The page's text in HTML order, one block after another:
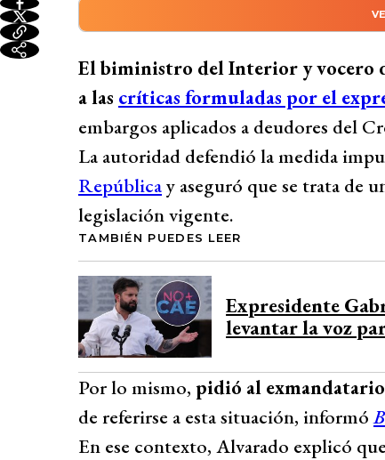
El biministro del Interior y vocero de
embargos a deudores del CAE ante
procedimiento legal para recuperar
impagas. Alvarado pidió a Boric no
contradice el rechazo a aperturas de
de la morosidad a la promesa de
anterior, señalando que el gobierno
chilenos.
El biministro del Interior y vocero
a las críticas formuladas por el
embargos aplicados a deudores del
La autoridad defendió la medida
Repúblicay aseguró que se trata de
legislación vigente.
TAMBIÉN PUEDES LEER
Expresidente
levantar la voz
Por lo mismo, pidió al
de referirse a esta situación, informó
En ese contexto, Alvarado explicó